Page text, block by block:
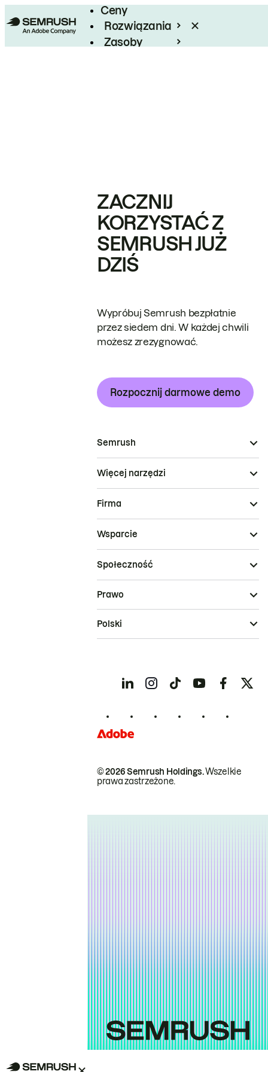
Ceny
Rozwiązania
Zasoby
ZACZNIJ
KORZYSTAĆ Z
SEMRUSH JUŻ
DZIŚ
Wypróbuj Semrush bezpłatnie
przez siedem dni. W każdej chwili
możesz zrezygnować.
Rozpocznij darmowe demo
Semrush
Więcej narzędzi
Firma
Wsparcie
Społeczność
© 2026 Semrush Holdings.Wszelkie
prawa zastrzeżone.
Prawo
Polski